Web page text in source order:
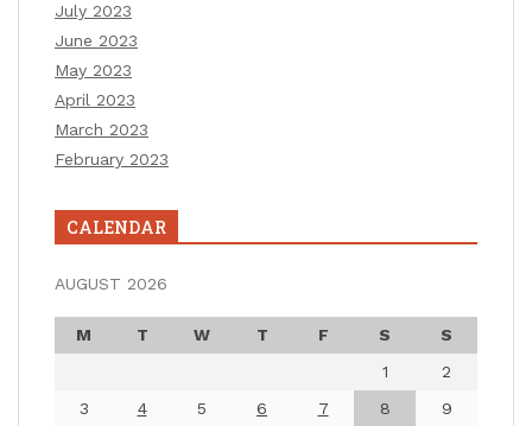
July 2023
June 2023
May 2023
April 2023
March 2023
February 2023
CALENDAR
AUGUST 2026
M T W T F S
S
1
2
3
4 5 6 7 8
9